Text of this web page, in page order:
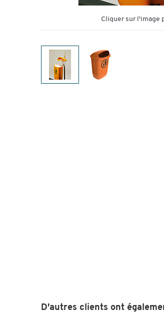
Cliquer sur l'image
D'autres clients ont